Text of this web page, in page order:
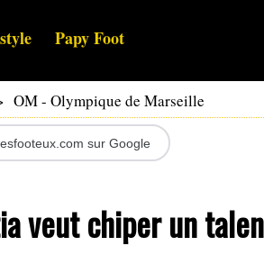
Papy Foot
OM - Olympique de Marseille
sur Google
veut chiper un